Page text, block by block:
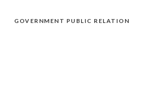
GOVERNMENT PUBLIC RELATION